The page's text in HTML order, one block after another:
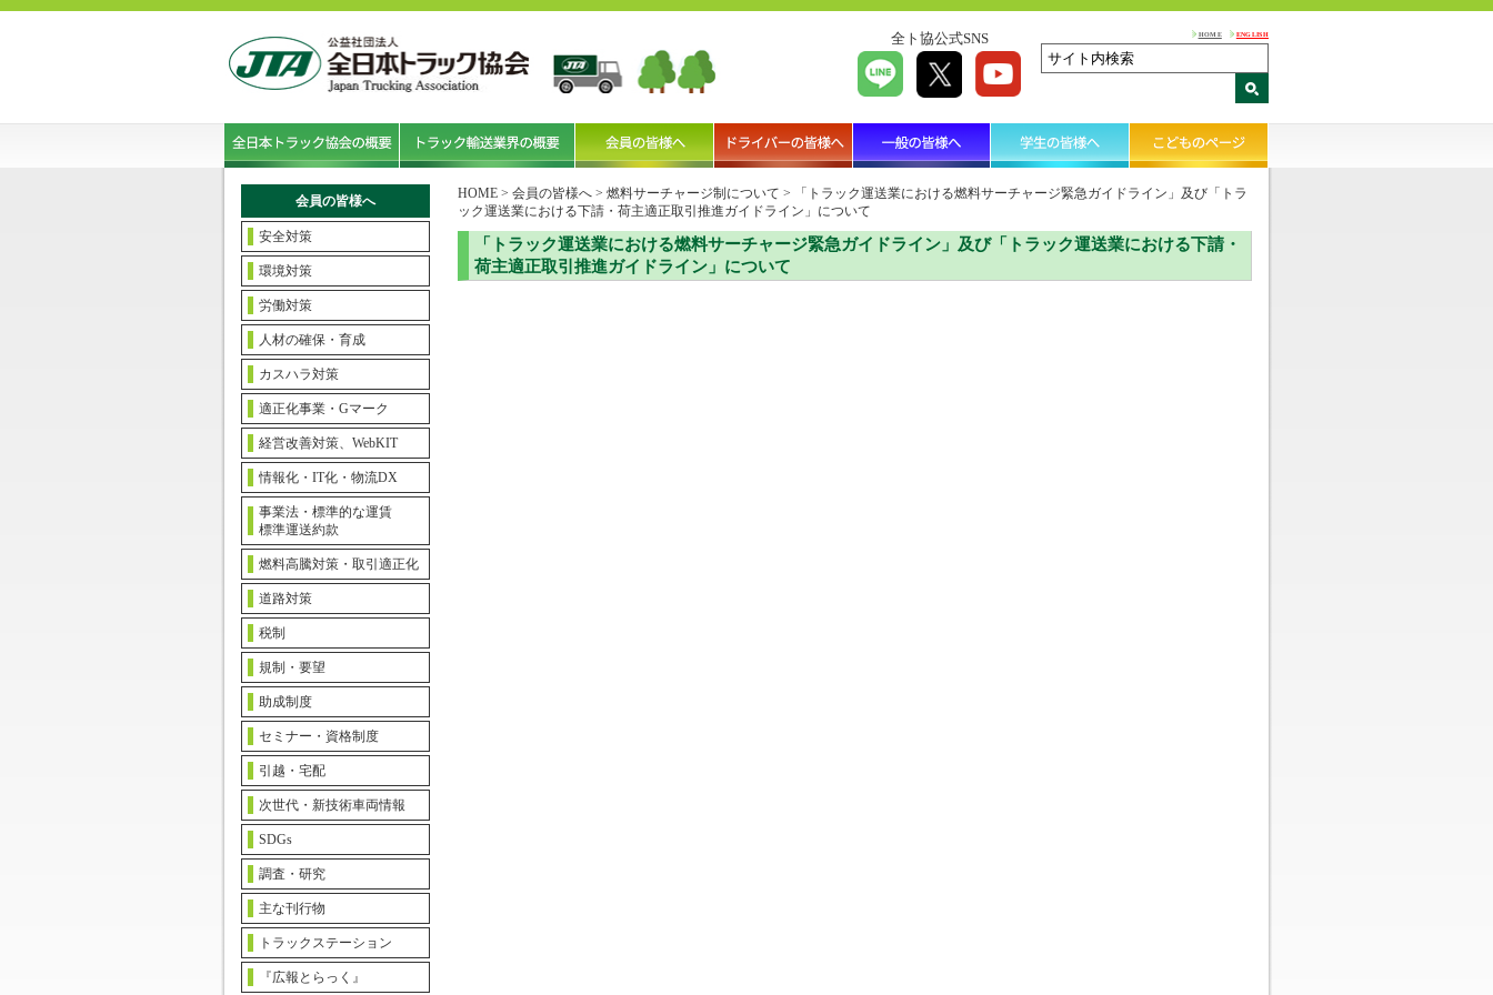
全ト協公式SNS HOME ENGLISH
会員の皆様へ
安全対策
環境対策
労働対策
人材の確保・育成
カスハラ対策
適正化事業・Gマーク
経営改善対策、WebKIT
情報化・IT化・物流DX
事業法・標準的な運賃
標準運送約款
燃料高騰対策・取引適正化
道路対策
税制
規制・要望
助成制度
セミナー・資格制度
引越・宅配
次世代・新技術車両情報
SDGs
調査・研究
主な刊行物
トラックステーション
『広報とらっく』
HOME > 会員の皆様へ > 燃料サーチャージ制について >
「トラック運送業における燃料サーチャージ緊急ガイドライン」及び「トラ
ック運送業における下請・荷主適正取引推進ガイドライン」について
「トラック運送業における燃料サーチャージ緊急ガイドライン」及び「トラック運送業における下請・
荷主適正取引推進ガイドライン」について